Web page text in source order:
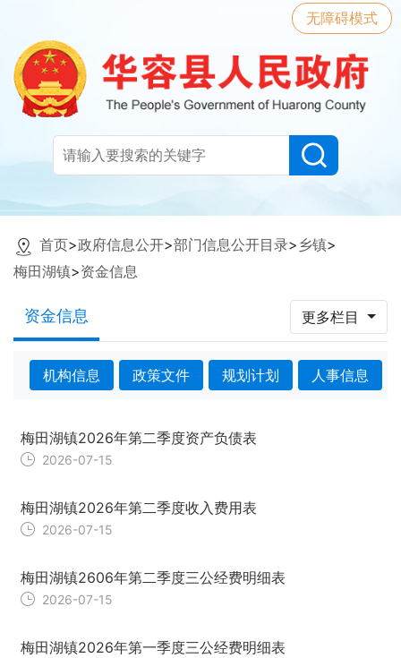
无障碍模式
首页>政府信息公开>部门信息公开目录> 乡镇>
梅田湖镇>资金信息
资金信息 更多栏目
机构信息 政策文件 规划计划 人事信息
梅田湖镇2026年第二季度资产负债表
2026-07-15
梅田湖镇2026年第二季度收入费用表
2026-07-15
梅田湖镇2606年第二季度三公经费明细表
2026-07-15
梅田湖镇2026年第一季度三公经费明细表